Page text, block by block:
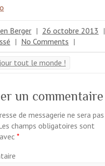
Berger | 26 octobre 2013 |
| No Comments |
tout le monde !
un commentaire
de messagerie ne sera pas
champs obligatoires sont
*